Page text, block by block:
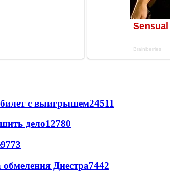
с выигрышем24511
дело12780
9773
обмеления Днестра7442